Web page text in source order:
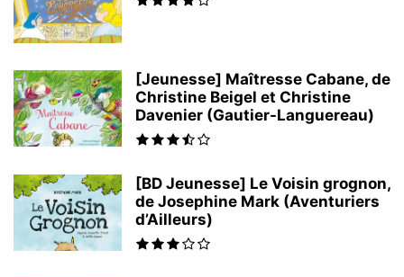
[Jeunesse] Maîtresse Cabane, de
Christine Beigel et Christine
Davenier (Gautier-Languereau)
[BD Jeunesse] Le Voisin grognon,
de Josephine Mark (Aventuriers
d’Ailleurs)